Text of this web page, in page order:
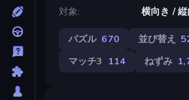
対象
横向き / 縦
パズル 670 並び替え
マッチ3 114 ねずみ